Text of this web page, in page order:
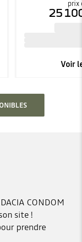
prix
25
Voir
CONDOM
site !
prendre